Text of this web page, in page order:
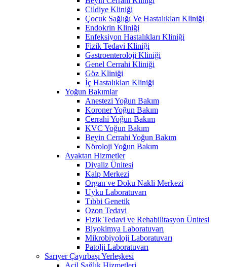
Cildiye Kliniği
Çocuk Sağlığı Ve Hastalıkları Kliniği
Endokrin Kliniği
Enfeksiyon Hastalıkları Kliniği
Fizik Tedavi Kliniği
Gastroenteroloji Kliniği
Genel Cerrahi Kliniği
Göz Kliniği
İç Hastalıkları Kliniği
Yoğun Bakımlar
Anestezi Yoğun Bakım
Koroner Yoğun Bakım
Cerrahi Yoğun Bakım
KVC Yoğun Bakım
Beyin Cerrahi Yoğun Bakım
Nöroloji Yoğun Bakım
Ayaktan Hizmetler
Diyaliz Ünitesi
Kalp Merkezi
Organ ve Doku Nakli Merkezi
Uyku Laboratuvarı
Tıbbi Genetik
Ozon Tedavi
Fizik Tedavi ve Rehabilitasyon Ünitesi
Biyokimya Laboratuvarı
Mikrobiyoloji Laboratuvarı
Patolji Laboratuvarı
Sarıyer Çayırbaşı Yerleşkesi
Acil Sağlık Hizmetleri